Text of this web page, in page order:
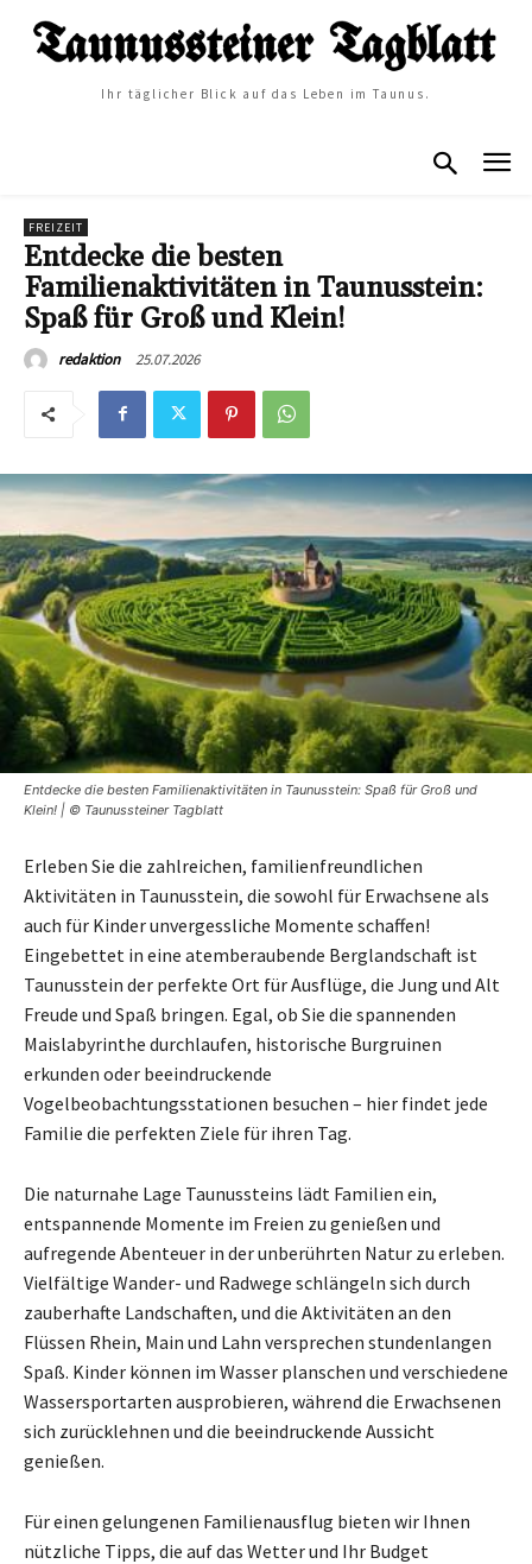
Ihr täglicher Blick auf das Leben im Taunus.
FREIZEIT
Entdecke die besten
Familienaktivitäten in Taunusstein:
Spaß für Groß und Klein!
redaktion 25.07.2026
Entdecke die besten Familienaktivitäten in Taunusstein: Spaß für Groß und
Klein! | © Taunussteiner Tagblatt
Erleben Sie die zahlreichen, familienfreundlichen
Aktivitäten in Taunusstein, die sowohl für Erwachsene als
auch für Kinder unvergessliche Momente schaffen!
Eingebettet in eine atemberaubende Berglandschaft ist
Taunusstein der perfekte Ort für Ausflüge, die Jung und Alt
Freude und Spaß bringen. Egal, ob Sie die spannenden
Maislabyrinthe durchlaufen, historische Burgruinen
erkunden oder beeindruckende
Vogelbeobachtungsstationen besuchen – hier findet jede
Familie die perfekten Ziele für ihren Tag.
Die naturnahe Lage Taunussteins lädt Familien ein,
entspannende Momente im Freien zu genießen und
aufregende Abenteuer in der unberührten Natur zu erleben.
Vielfältige Wander- und Radwege schlängeln sich durch
zauberhafte Landschaften, und die Aktivitäten an den
Flüssen Rhein, Main und Lahn versprechen stundenlangen
Spaß. Kinder können im Wasser planschen und verschiedene
Wassersportarten ausprobieren, während die Erwachsenen
sich zurücklehnen und die beeindruckende Aussicht
genießen.
Für einen gelungenen Familienausflug bieten wir Ihnen
nützliche Tipps, die auf das Wetter und Ihr Budget